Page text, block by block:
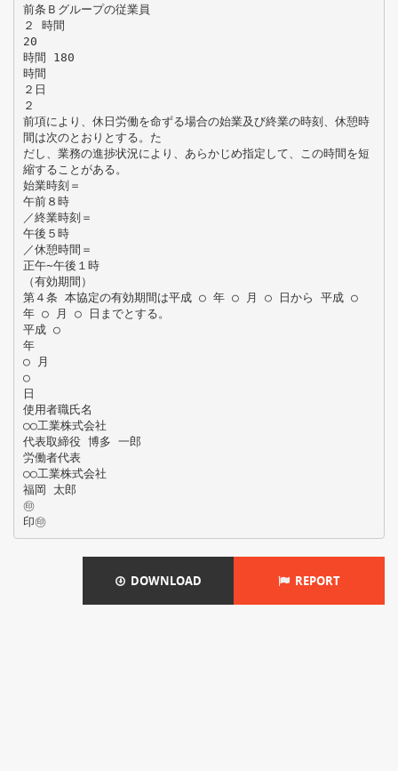
前条Ｂグループの従業員
２ 時間
20
時間 180
時間
２日
２
前項により、休日労働を命ずる場合の始業及び終業の時刻、休憩時
間は次のとおりとする。た
だし、業務の進捗状況により、あらかじめ指定して、この時間を短
縮することがある。
始業時刻＝
午前８時
／終業時刻＝
午後５時
／休憩時間＝
正午∼午後１時
（有効期間）
第４条 本協定の有効期間は平成 ○ 年 ○ 月 ○ 日から 平成 ○
年 ○ 月 ○ 日までとする。
平成 ○
年
○ 月
○
日
使用者職氏名
○○工業株式会社
代表取締役 博多 一郎
労働者代表
○○工業株式会社
福岡 太郎
㊞
印㊞
DOWNLOAD REPORT